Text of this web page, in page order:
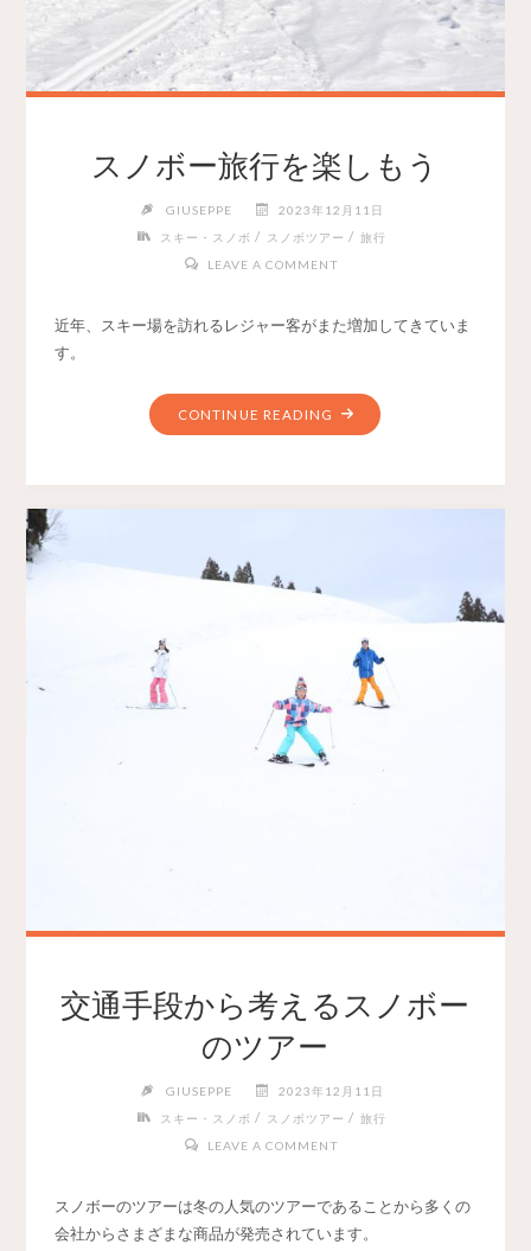
スノボー旅行を楽しもう
GIUSEPPE
2023年12月11日
スキー・スノボ / スノボツアー / 旅行
LEAVE A COMMENT
近年、スキー場を訪れるレジャー客がまた増加してきていま
す。
CONTINUE READING
交通手段から考えるスノボー
のツアー
GIUSEPPE
2023年12月11日
スキー・スノボ / スノボツアー / 旅行
LEAVE A COMMENT
スノボーのツアーは冬の人気のツアーであることから多くの
会社からさまざまな商品が発売されています。